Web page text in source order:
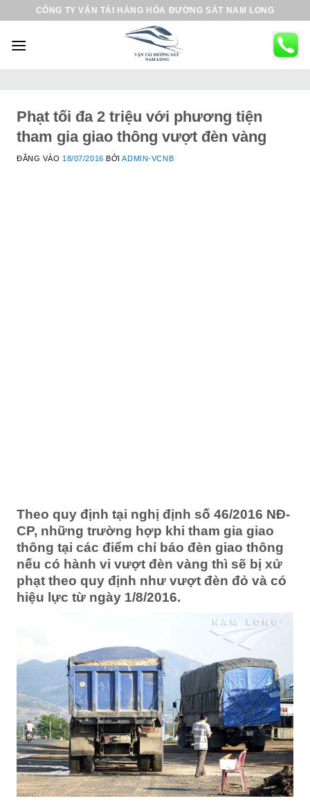
CÔNG TY VẬN TẢI HÀNG HÓA ĐƯỜNG SẮT NAM LONG
Phạt tối đa 2 triệu với phương tiện
tham gia giao thông vượt đèn vàng
ĐĂNG VÀO 18/07/2016 BỞIADMIN-VCNB
Theo quy định tại nghị định số 46/2016 NĐ-
CP, những trường hợp khi tham gia giao
thông tại các điểm chỉ báo đèn giao thông
nếu có hành vi vượt đèn vàng thì sẽ bị xử
phạt theo quy định như vượt đèn đỏ và có
hiệu lực từ ngày 1/8/2016.